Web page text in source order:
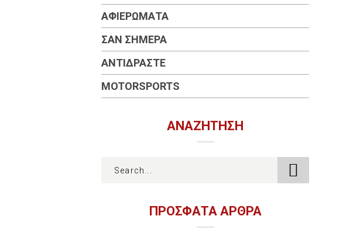
ΑΦΙΕΡΏΜΑΤΑ
ΣΑΝ ΣΉΜΕΡΑ
ΑΝΤΙΔΡΆΣΤΕ
MOTORSPORTS
ΑΝΑΖΉΤΗΣΗ
ΠΡΟΣΦΑΤΑ ΑΡΘΡΑ